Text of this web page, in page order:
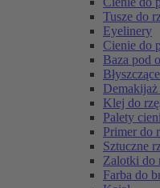
Tusze do
Eyelinery
Cienie do
Baza pod
Demakijaż
Klej do
Palety
Primer do
Sztuczne
Zalotki do
Farba do